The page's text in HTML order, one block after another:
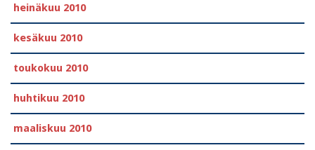
heinäkuu 2010
kesäkuu 2010
toukokuu 2010
huhtikuu 2010
maaliskuu 2010